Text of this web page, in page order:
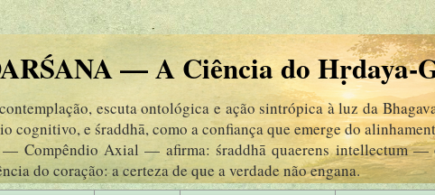
— A Ciência do Hṛdaya-
escuta ontológica e ação sintrópica à luz da
cognitivo, e śraddhā, como a confiança que emerge do
— Compêndio Axial — afirma: śraddhā quaerens intellectum —
do coração: a certeza de que a verdade não engana.